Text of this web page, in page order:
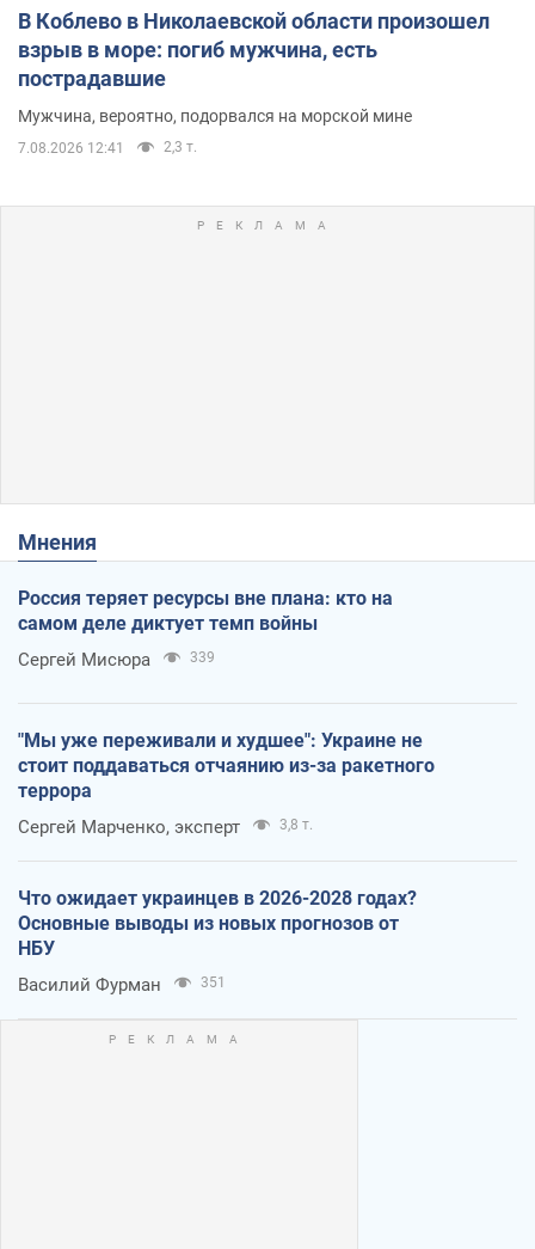
В Коблево в Николаевской области произошел
взрыв в море: погиб мужчина, есть
пострадавшие
Мужчина, вероятно, подорвался на морской мине
7.08.2026 12:41 2,3 т.
Мнения
Россия теряет ресурсы вне плана: кто на
самом деле диктует темп войны
Сергей Мисюра 339
"Мы уже переживали и худшее": Украине не
стоит поддаваться отчаянию из-за ракетного
террора
Сергей Марченко, эксперт 3,8 т.
Что ожидает украинцев в 2026-2028 годах?
Основные выводы из новых прогнозов от
НБУ
Василий Фурман 351